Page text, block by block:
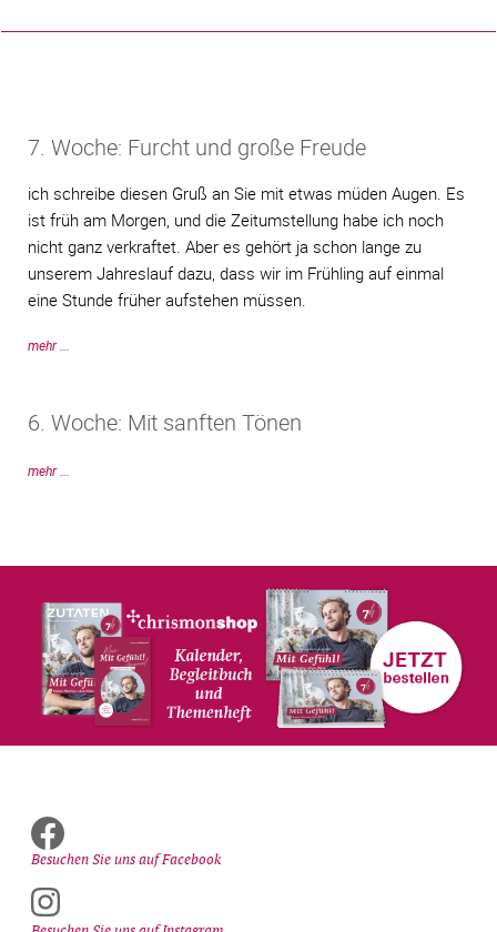
7. Woche: Furcht und große Freude
ich schreibe diesen Gruß an Sie mit etwas müden Augen. Es
ist früh am Morgen, und die Zeitumstellung habe ich noch
nicht ganz verkraftet. Aber es gehört ja schon lange zu
unserem Jahreslauf dazu, dass wir im Frühling auf einmal
eine Stunde früher aufstehen müssen.
mehr ...
6. Woche: Mit sanften Tönen
mehr ...
Besuchen Sie uns auf Facebook